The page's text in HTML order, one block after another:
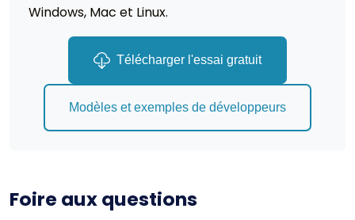
Windows, Mac et Linux.
Télécharger l'essai gratuit
Modèles et exemples de développeurs
Foire aux questions